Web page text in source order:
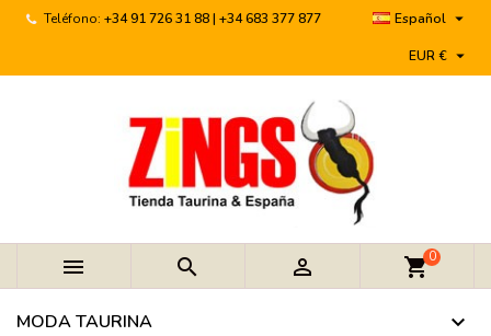
Teléfono: +34 91 726 31 88 | +34 683 377 877 Español 
EUR € 
   shopping_cart0
MODA TAURINA